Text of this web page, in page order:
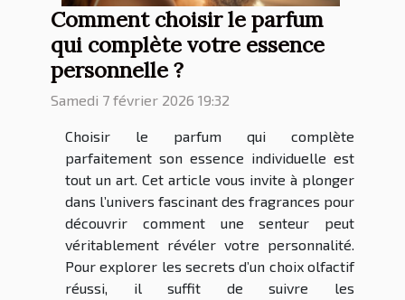
Comment choisir le parfum
qui complète votre essence
personnelle ?
Samedi 7 février 2026 19:32
Choisir le parfum qui complète
parfaitement son essence individuelle est
tout un art. Cet article vous invite à plonger
dans l’univers fascinant des fragrances pour
découvrir comment une senteur peut
véritablement révéler votre personnalité.
Pour explorer les secrets d’un choix olfactif
réussi, il suffit de suivre les